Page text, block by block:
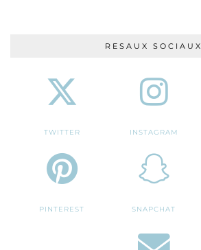
RESAUX SOCIAUX
TWITTER INSTAGRAM
PINTEREST SNAPCHAT